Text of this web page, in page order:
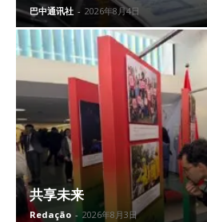
巴中通讯社 - 2026年8月4日
共享未来
Redação - 2026年8月3日